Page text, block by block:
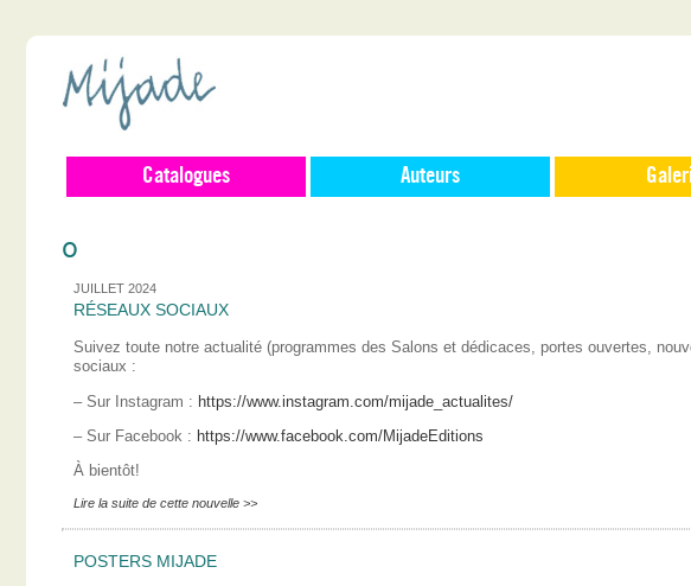
Catalogues Auteurs
0
JUILLET 2024
RÉSEAUX SOCIAUX
Suivez toute notre actualité (programmes des Salons et dédicaces, portes ouvertes,
sociaux :
– Sur Instagram : https://www.instagram.com/mijade_actualites/
– Sur Facebook : https://www.facebook.com/MijadeEditions
À bientôt!
Lire la suite de cette nouvelle >>
POSTERS MIJADE